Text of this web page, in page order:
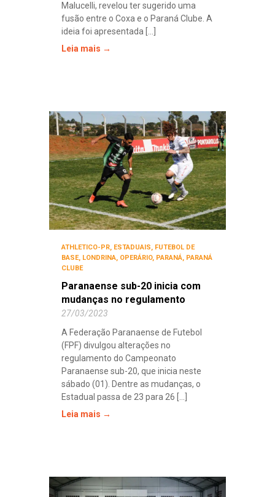
Malucelli, revelou ter sugerido uma
fusão entre o Coxa e o Paraná Clube. A
ideia foi apresentada [...]
Leia mais →
ATHLETICO-PR, ESTADUAIS, FUTEBOL DE
BASE, LONDRINA, OPERÁRIO, PARANÁ, PARANÁ
CLUBE
Paranaense sub-20 inicia com
mudanças no regulamento
27/03/2023
A Federação Paranaense de Futebol
(FPF) divulgou alterações no
regulamento do Campeonato
Paranaense sub-20, que inicia neste
sábado (01). Dentre as mudanças, o
Estadual passa de 23 para 26 [...]
Leia mais →